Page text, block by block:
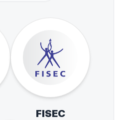
FISEC